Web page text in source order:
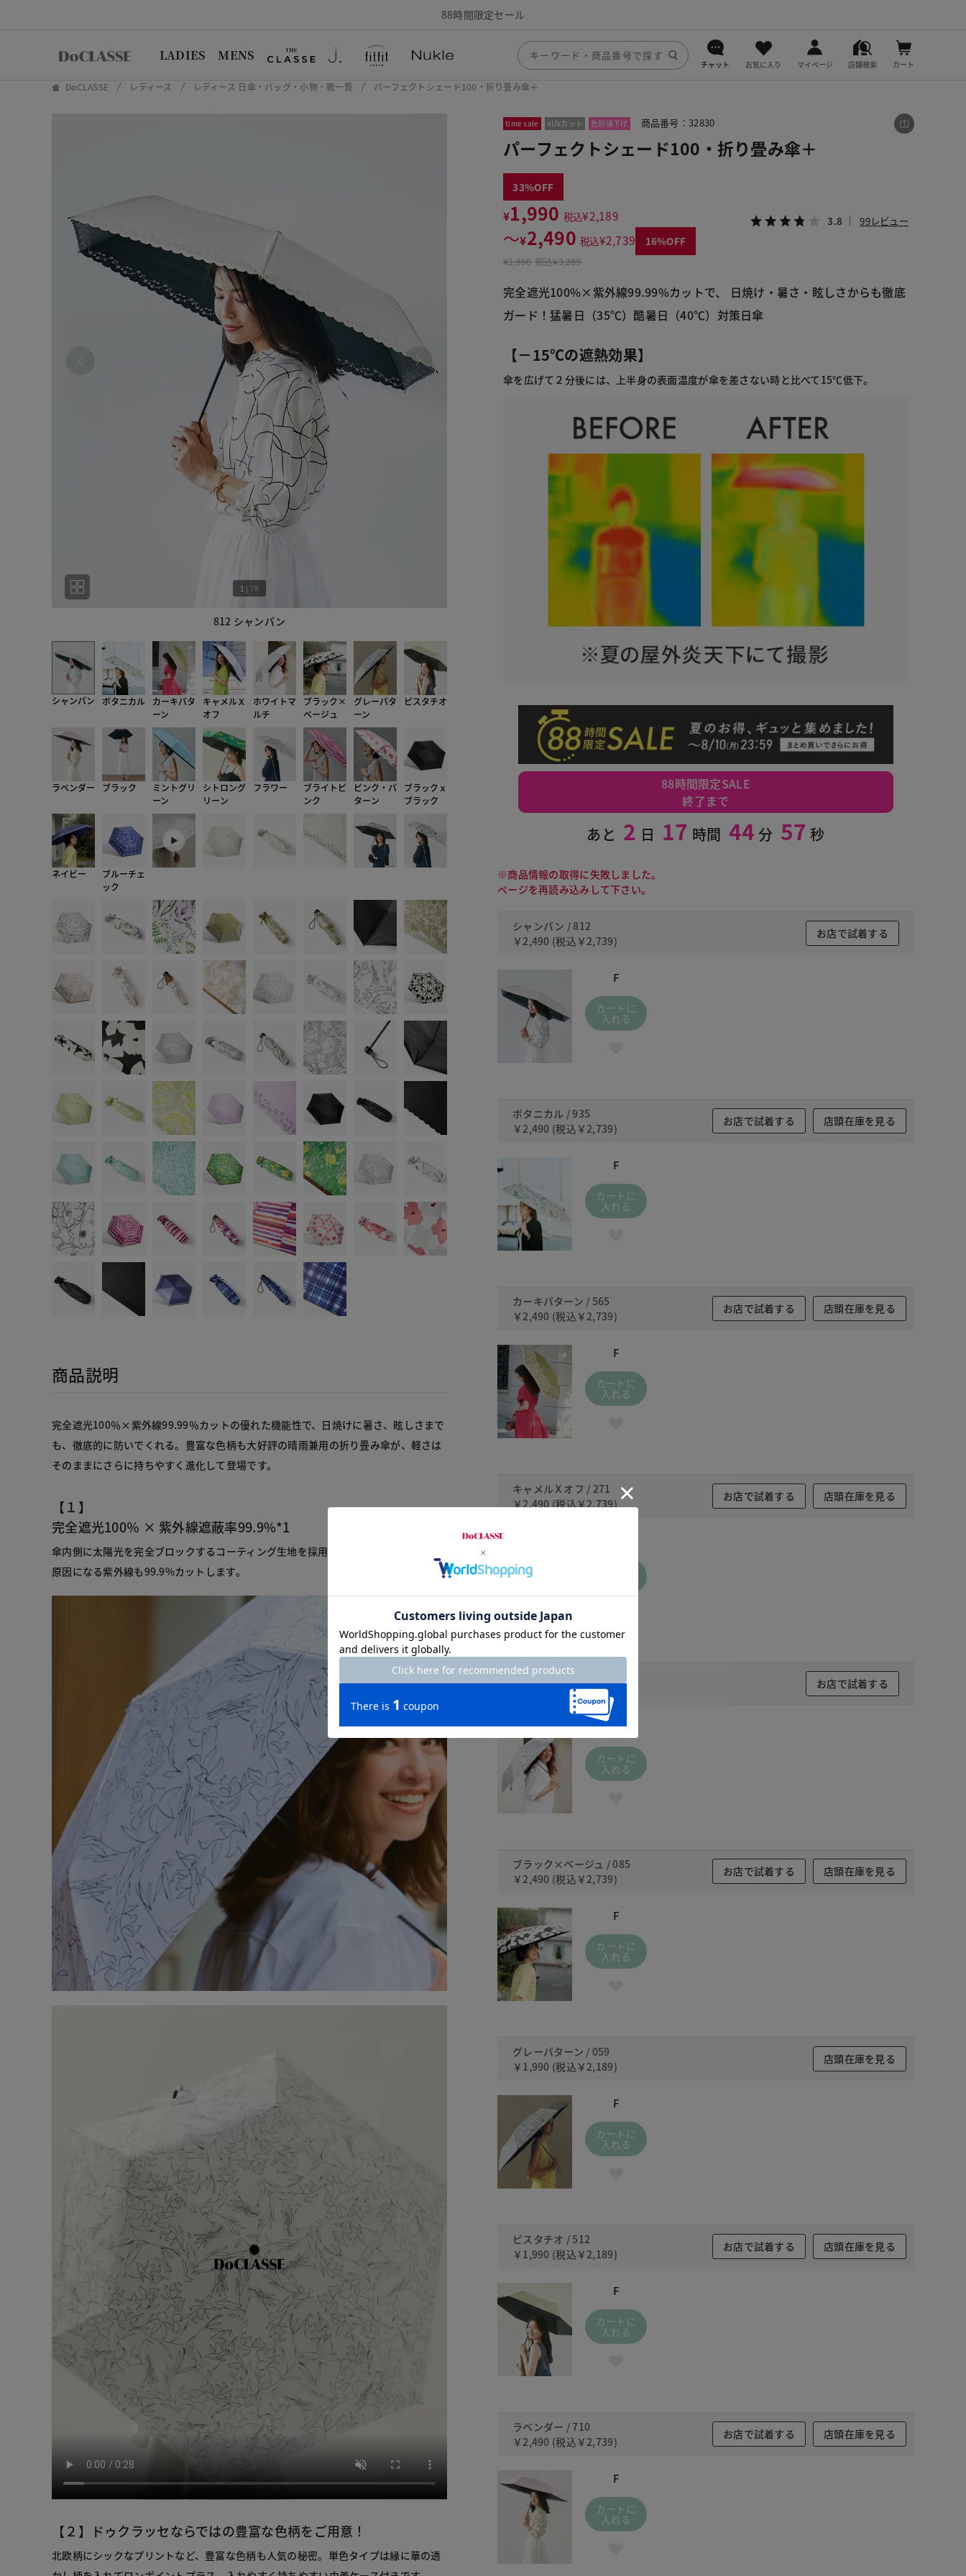
88時間限定セール
LADIES MENS
チャット お気に入り マイページ 店舗検索 カート
DoCLASSE レディース レディース 日傘・バッグ・小物・靴一覧 パーフェクトシェード100・折り畳み傘＋
812 シャンパン 935 ボタニカル
1 | 78
シャンパン ボタニカル
カーキパタ
ーン
キャメルＸ
オフ
ホワイトマ
ルチ
ブラック×
ベージュ
グレーパタ
ーン
ピスタチオ
ラベンダー ブラック
ミントグリ
ーン
シトロング
リーン
フラワー
ブライトピ
ンク
ピンク・パ
ターン
ブラックｘ
ブラック
ネイビー
ブルーチェ
ック
商品説明
完全遮光100％×紫外線99.99％カットの優れた機能性で、日焼けに暑さ、眩しさまで
も、徹底的に防いでくれる。豊富な色柄も大好評の晴雨兼用の折り畳み傘が、軽さは
そのままにさらに持ちやすく進化して登場です。
【１】
完全遮光100％ × 紫外線遮蔽率99.9%*1
傘内側に太陽光を完全ブロックするコーティング生地を採用。シミやシワ、たるみの
原因になる紫外線も99.9%カットします。
【２】ドゥクラッセならではの豊富な色柄をご用意！
北欧柄にシックなプリントなど、豊富な色柄も人気の秘密。単色タイプは縁に華の透
time sale #UVカット 色別値下げ 商品番号：32830
パーフェクトシェード100・折り畳み傘＋
33
¥1,990 税込¥2,189
〜¥2,490 税込¥2,739 16
¥2,990 税込¥3,289
3.8 99レビュー
完全遮光100%×紫外線99.99%カットで、 日焼け・暑さ・眩しさからも徹底
ガード！猛暑日（35℃）酷暑日（40℃）対策日傘
【－15℃の遮熱効果】
傘を広げて２分後には、上半身の表面温度が傘を差さない時と比べて15℃低下。
88時間限定SALE
終了まで
あと 2 日 17 時間 44 分 56 秒
※商品情報の取得に失敗しました。
ページを再読み込みして下さい。
シャンパン / 812
￥2,490 (税込 ￥2,739)
お店で試着する
F
カートに
入れる
ボタニカル / 935
￥2,490 (税込 ￥2,739)
お店で試着する 店頭在庫を見る
F
カートに
入れる
カーキパターン / 565
￥2,490 (税込 ￥2,739)
お店で試着する 店頭在庫を見る
F
カートに
入れる
キャメルＸオフ / 271
￥2,490 (税込 ￥2,739)
お店で試着する 店頭在庫を見る
ホワイトマルチ / 926
(税込￥2,739
お店で試着する
F
カートに
入れる
ブラック×ベージュ / 085
￥2,490 (税込 ￥2,739)
お店で試着する 店頭在庫を見る
F
カートに
入れる
グレーパターン / 059
￥1,990 (税込 ￥2,189)
店頭在庫を見る
F
カートに
入れる
ピスタチオ / 512
￥1,990 (税込 ￥2,189)
お店で試着する 店頭在庫を見る
F
カートに
入れる
ラベンダー / 710
￥2,490 (税込 ￥2,739)
お店で試着する 店頭在庫を見る
F
カートに
入れる